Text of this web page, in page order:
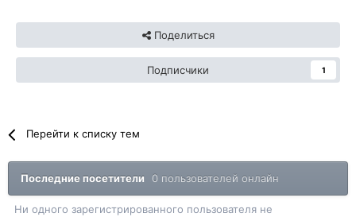
Поделиться
Подписчики 1
Перейти к списку тем
Последние посетители 0 пользователей онлайн
Ни одного зарегистрированного пользователя не